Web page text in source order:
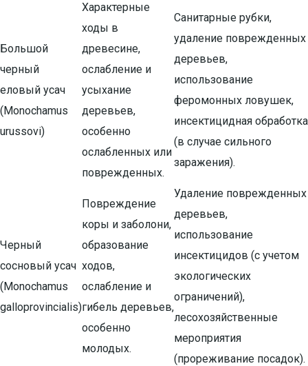
Большой
черный
еловый усач
(Monochamus
urussovi)
Характерные
ходы в
древесине,
ослабление и
усыхание
деревьев,
особенно
ослабленных или
поврежденных.
Санитарные рубки,
удаление поврежденных
деревьев,
использование
феромонных ловушек,
инсектицидная обработка
(в случае сильного
заражения).
Черный
сосновый усач
(Monochamus
galloprovincialis)
Повреждение
коры и заболони,
образование
ходов,
ослабление и
гибель деревьев,
особенно
молодых.
Удаление поврежденных
деревьев,
использование
инсектицидов (с учетом
экологических
ограничений),
лесохозяйственные
мероприятия
(прореживание посадок).